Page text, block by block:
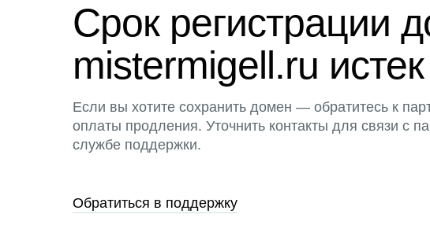
Срок регистрации
mistermigell.ru истек
Если вы хотите сохранить домен — обратитесь к
оплаты продления. Уточнить контакты для связи с
службе поддержки.
Обратиться в поддержку